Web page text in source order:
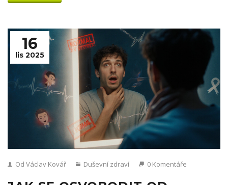
16
lis 2025
Od Václav Kovář Duševní zdraví 0 Komentáře